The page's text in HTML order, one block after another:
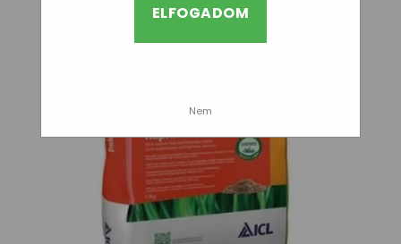
ELFOGADOM
Nem